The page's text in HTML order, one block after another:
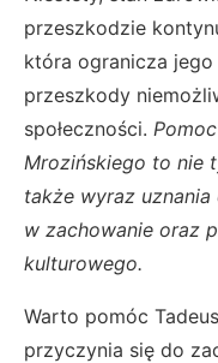
przeszkodzie
która ogranicza
przeszkody
społeczności.
Mrozińskiego to nie
także wyraz
w zachowanie oraz
kulturowego.
Warto pomóc
przyczynia się do